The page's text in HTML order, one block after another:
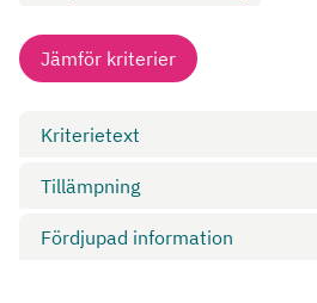
Jämför kriterier
Kriterietext
Tillämpning
Fördjupad information